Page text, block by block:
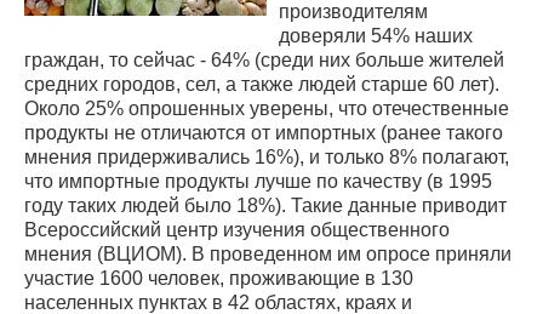
производителям
доверяли 54% наших
граждан, то сейчас - 64% (среди них больше жителей
средних городов, сел, а также людей старше 60 лет).
Около 25% опрошенных уверены, что отечественные
продукты не отличаются от импортных (ранее такого
мнения придерживались 16%), и только 8% полагают,
что импортные продукты лучше по качеству (в 1995
году таких людей было 18%). Такие данные приводит
Всероссийский центр изучения общественного
мнения (ВЦИОМ). В проведенном им опросе приняли
участие 1600 человек, проживающие в 130
населенных пунктах в 42 областях, краях и